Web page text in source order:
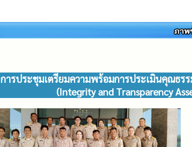
การประชุมเตรียมความพร้อมการประเมินคุณธร
(Integrity and Transparency